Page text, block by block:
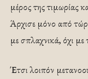
μέρος της τιμωρίας
Άρχισε μόνο από
με σπλαχνικά, όχι
Έτσι λοιπόν